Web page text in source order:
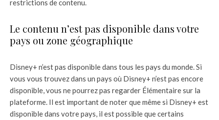
restrictions de contenu.
Le contenu n’est pas disponible dans votre
pays ou zone géographique
Disney+ n’est pas disponible dans tous les pays du monde. Si
vous vous trouvez dans un pays où Disney+ n’est pas encore
disponible, vous ne pourrez pas regarder Élémentaire sur la
plateforme. Il est important de noter que même si Disney+ est
disponible dans votre pays, il est possible que certains